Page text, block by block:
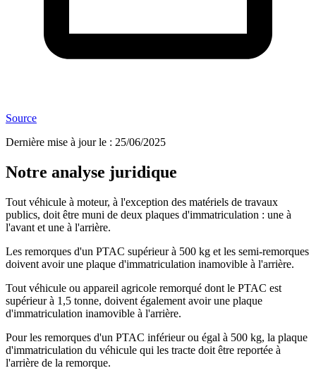
Source
Dernière mise à jour le : 25/06/2025
Notre analyse juridique
Tout véhicule à moteur, à l'exception des matériels de travaux
publics, doit être muni de deux plaques d'immatriculation : une à
l'avant et une à l'arrière.
Les remorques d'un PTAC supérieur à 500 kg et les semi-remorques
doivent avoir une plaque d'immatriculation inamovible à l'arrière.
Tout véhicule ou appareil agricole remorqué dont le PTAC est
supérieur à 1,5 tonne, doivent également avoir une plaque
d'immatriculation inamovible à l'arrière.
Pour les remorques d'un PTAC inférieur ou égal à 500 kg, la plaque
d'immatriculation du véhicule qui les tracte doit être reportée à
l'arrière de la remorque.